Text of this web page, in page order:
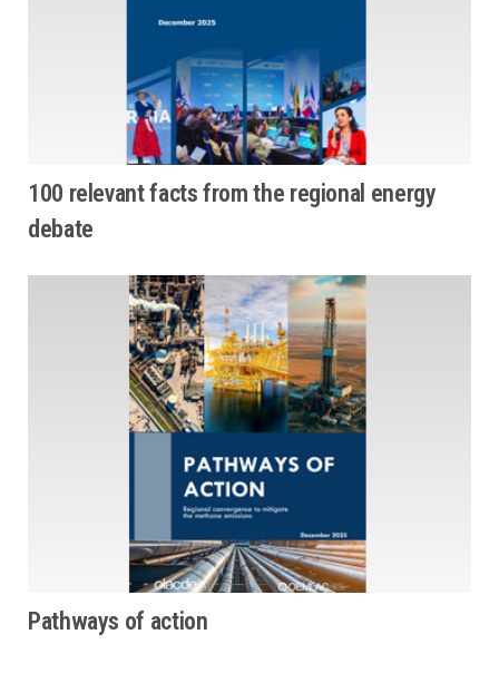
100 relevant facts from the regional energy
debate
Pathways of action